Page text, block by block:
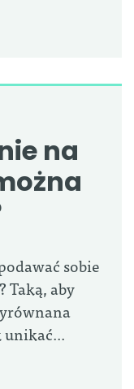
na
sobie
Taką, aby